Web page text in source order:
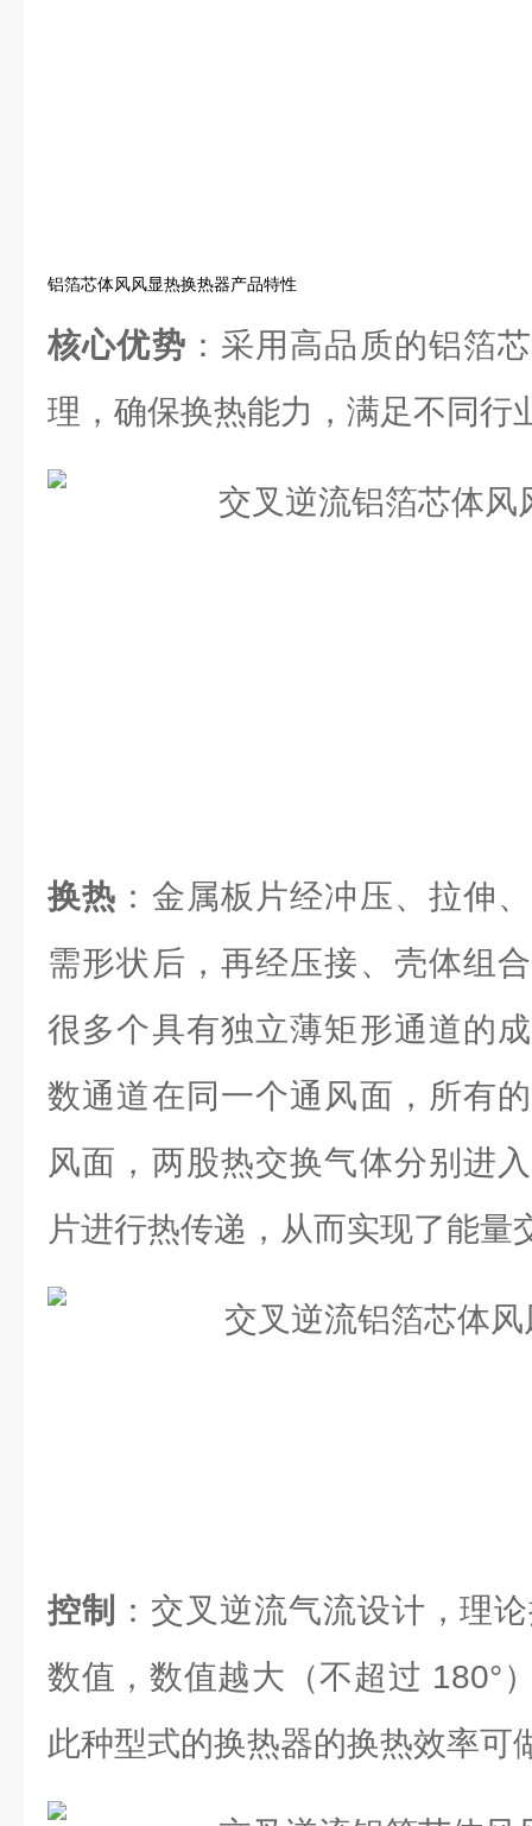
铝箔芯体风风显热换热器产品特性
核心优势 ：采用高品质的铝箔
理，确保换热能力，满足不同行
换热 ：金属板片经冲压、拉伸
需形状后，再经压接、壳体组
很多个具有独立薄矩形通道的
数通道在同一个通风面，所有
风面，两股热交换气体分别进
片进行热传递，从而实现了能量
控制
：交叉逆流气流设计，理
数值，数值越大（不超过 180°
此种型式的换热器的换热效率可